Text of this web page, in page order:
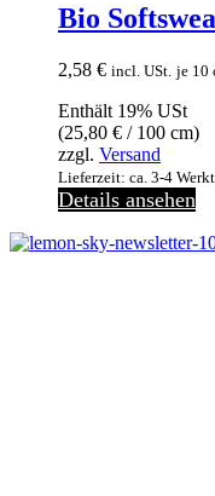
Bio
2,58 € incl. USt. je 10
Enthält 19% USt
(25,80 € / 100 cm)
zzgl. Versand
Lieferzeit: ca. 3-4
Details ansehen